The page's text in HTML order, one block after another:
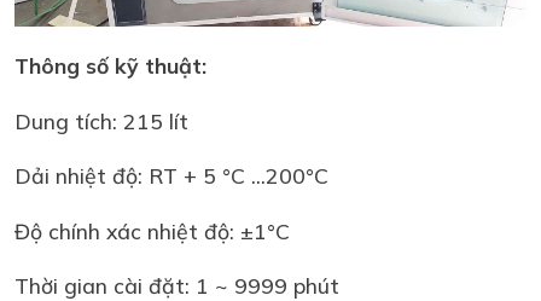
Thông số kỹ thuật:
Dung tích: 215 lít
Dải nhiệt độ: RT + 5 °C ...200°C
Độ chính xác nhiệt độ: ±1°C
Thời gian cài đặt: 1 ~ 9999 phút